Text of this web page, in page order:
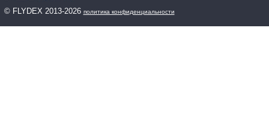
© FLYDEX 2013-2026 политика конфиденциальности